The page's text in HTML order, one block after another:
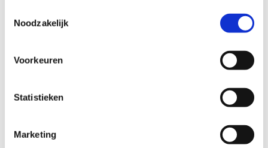
Noodzakelijk
Voorkeuren
Statistieken
Marketing
Ontdek de mooiste single track van